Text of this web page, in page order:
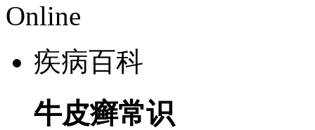
Online
疾病百科
牛皮癣常识